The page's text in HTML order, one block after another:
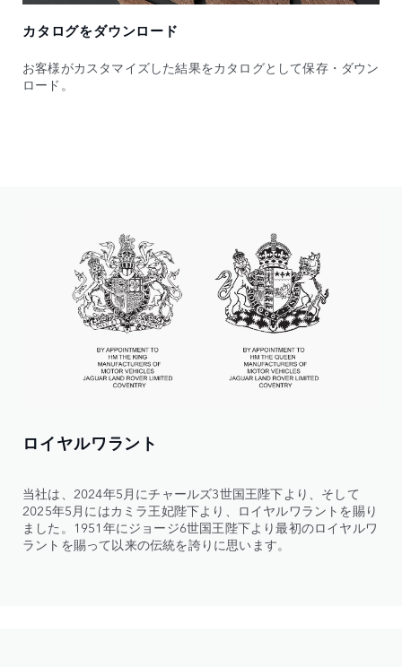
カタログをダウンロード
お客様がカスタマイズした結果をカタログとして保存・ダウン
ロード。
ロイヤルワラント
当社は、2024年5月にチャールズ3世国王陛下より、そして
2025年5月にはカミラ王妃陛下より、ロイヤルワラントを賜り
ました。1951年にジョージ6世国王陛下より最初のロイヤルワ
ラントを賜って以来の伝統を誇りに思います。